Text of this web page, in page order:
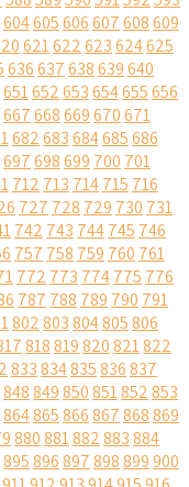
604605606607608609
621622623624625
636637638639640
651652653654655656
667668669670671
682683684685686
697698699 700 701
712 713 714715 716
727 728 729 730 731
742 743 744745 746
757 758 759 760 761
772 773 774775 776
787 788 789 790 791
802803804805806
818819820821822
833834835836837
848849850851852853
864865866867868869
880881882883884
895896897898899900